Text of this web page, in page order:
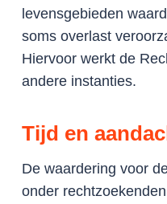
levensgebieden
soms overlast
Hiervoor werkt de
andere instanties.
Tijd en
De waardering voor
onder